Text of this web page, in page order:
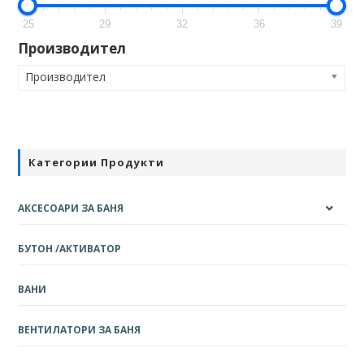
25 29 32 36 39
Производител
Производител
Категории Продукти
АКСЕСОАРИ ЗА БАНЯ
БУТОН /АКТИВАТОР
ВАНИ
ВЕНТИЛАТОРИ ЗА БАНЯ